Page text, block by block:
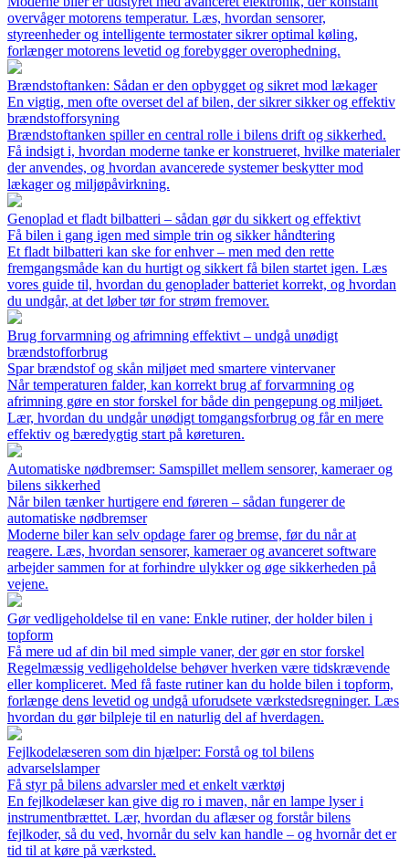
overvåger motorens temperatur. Læs, hvordan sensorer,
styreenheder og intelligente termostater sikrer optimal køling,
forlænger motorens levetid og forebygger overophedning.
Brændstoftanken: Sådan er den opbygget og sikret mod lækager
En vigtig, men ofte overset del af bilen, der sikrer sikker og effektiv
brændstofforsyning
Brændstoftanken spiller en central rolle i bilens drift og sikkerhed.
Få indsigt i, hvordan moderne tanke er konstrueret, hvilke materialer
der anvendes, og hvordan avancerede systemer beskytter mod
lækager og miljøpåvirkning.
Genoplad et fladt bilbatteri – sådan gør du sikkert og effektivt
Få bilen i gang igen med simple trin og sikker håndtering
Et fladt bilbatteri kan ske for enhver – men med den rette
fremgangsmåde kan du hurtigt og sikkert få bilen startet igen. Læs
vores guide til, hvordan du genoplader batteriet korrekt, og hvordan
du undgår, at det løber tør for strøm fremover.
Brug forvarmning og afrimning effektivt – undgå unødigt
brændstofforbrug
Spar brændstof og skån miljøet med smartere vintervaner
Når temperaturen falder, kan korrekt brug af forvarmning og
afrimning gøre en stor forskel for både din pengepung og miljøet.
Lær, hvordan du undgår unødigt tomgangsforbrug og får en mere
effektiv og bæredygtig start på køreturen.
Automatiske nødbremser: Samspillet mellem sensorer, kameraer og
bilens sikkerhed
Når bilen tænker hurtigere end føreren – sådan fungerer de
automatiske nødbremser
Moderne biler kan selv opdage farer og bremse, før du når at
reagere. Læs, hvordan sensorer, kameraer og avanceret software
arbejder sammen for at forhindre ulykker og øge sikkerheden på
vejene.
Gør vedligeholdelse til en vane: Enkle rutiner, der holder bilen i
topform
Få mere ud af din bil med simple vaner, der gør en stor forskel
Regelmæssig vedligeholdelse behøver hverken være tidskrævende
eller kompliceret. Med få faste rutiner kan du holde bilen i topform,
forlænge dens levetid og undgå uforudsete værkstedsregninger. Læs
hvordan du gør bilpleje til en naturlig del af hverdagen.
Fejlkodelæseren som din hjælper: Forstå og tol bilens
advarselslamper
Få styr på bilens advarsler med et enkelt værktøj
En fejlkodelæser kan give dig ro i maven, når en lampe lyser i
instrumentbrættet. Lær, hvordan du aflæser og forstår bilens
fejlkoder, så du ved, hvornår du selv kan handle – og hvornår det er
tid til at køre på værksted.